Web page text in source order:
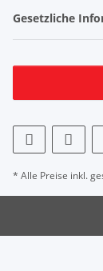
Gesetzliche
* Alle Preise inkl.